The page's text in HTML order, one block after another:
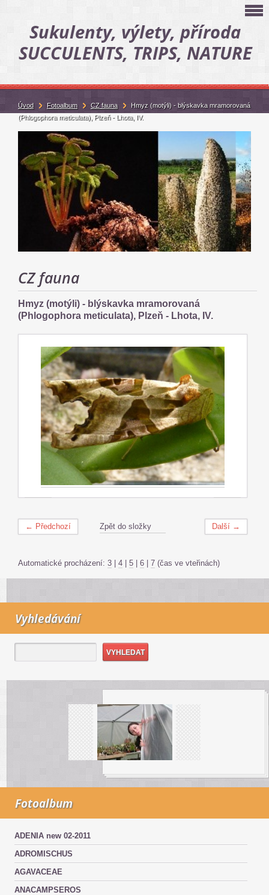
Sukulenty, výlety, příroda
SUCCULENTS, TRIPS, NATURE
CZ fauna
Hmyz (motýli) - blýskavka mramorovaná
(Phlogophora meticulata), Plzeň - Lhota, IV.
← Předchozí Další →
Zpět do složky
Automatické procházení: 3 | 4 | 5 | 6 | 7 (čas ve vteřinách)
Vyhledávání
Fotoalbum
ADENIA new 02-2011
ADROMISCHUS
AGAVACEAE
ANACAMPSEROS
Úvod Fotoalbum CZ fauna
Hmyz (motýli) - blýskavka mramorovaná
(Phlogophora meticulata), Plzeň - Lhota, IV.